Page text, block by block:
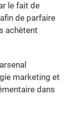
le fait de
de parfaire
achètent
marketing et
dans